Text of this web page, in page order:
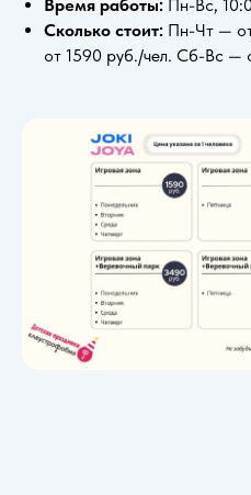
Время работы: Пн-Вс,
Сколько стоит: Пн-Чт —
от 1590 руб./чел. Сб-Вс —